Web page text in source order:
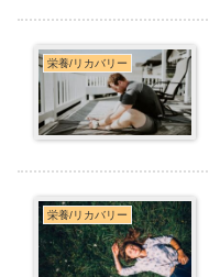
栄養/リカバリー
栄養/リカバリー